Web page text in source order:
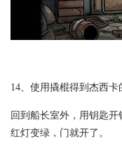
14、使用撬棍得到杰西卡
回到船长室外，用钥匙
红灯变绿，门就开了。